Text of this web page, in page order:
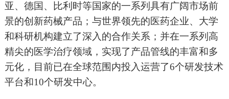
亚、德国、比利时等国家的一系列具有广阔市场前
景的创新药械产品；与世界领先的医药企业、大学
和科研机构建立了深入的合作关系；并在一系列高
精尖的医学治疗领域，实现了产品管线的丰富和多
元化，目前已在全球范围内投入运营了6个研发技术
平台和10个研发中心。